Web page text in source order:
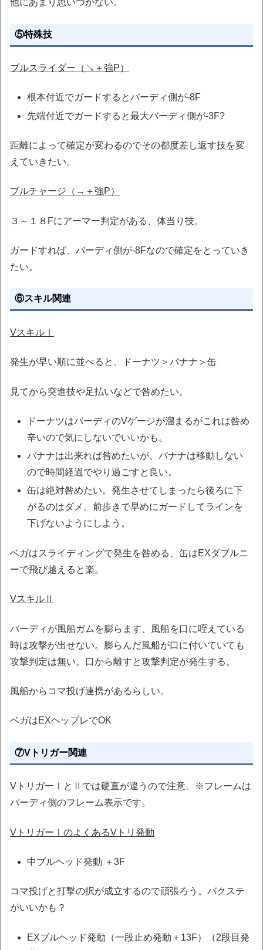
他にあまり思いつかない。
⑤特殊技
ブルスライダー（↘＋強P）
根本付近でガードするとバーディ側が-8F
先端付近でガードすると最大バーディ側が-3F?
距離によって確定が変わるのでその都度差し返す技を変
えていきたい。
ブルチャージ（→＋強P）
３～１８Fにアーマー判定がある、体当り技。
ガードすれば、バーディ側が-8Fなので確定をとっていき
たい。
⑥スキル関連
VスキルⅠ
発生が早い順に並べると、ドーナツ＞バナナ＞缶
見てから突進技や足払いなどで咎めたい。
ドーナツはバーディのVゲージが溜まるがこれは咎め
辛いので気にしないでいいかも。
バナナは出来れば咎めたいが、バナナは移動しない
ので時間経過でやり過ごすと良い。
缶は絶対咎めたい。発生させてしまったら後ろに下
がるのはダメ。前歩きで早めにガードしてラインを
下げないようにしよう。
ベガはスライディングで発生を咎める、缶はEXダブルニ
ーで飛び越えると楽。
VスキルⅡ
バーディが風船ガムを膨らます、風船を口に咥えている
時は攻撃が出せない。膨らんだ風船が口に付いていても
攻撃判定は無い。口から離すと攻撃判定が発生する。
風船からコマ投げ連携があるらしい。
ベガはEXヘップレでOK
⑦Vトリガー関連
VトリガーⅠとⅡでは硬直が違うので注意。
※フレームは
バーディ側のフレーム表示です。
VトリガーⅠのよくあるVトリ発動
中ブルヘッド発動 ＋3F
コマ投げと打撃の択が成立するので頑張ろう。バクステ
がいいかも？
EXブルヘッド発動（一段止め発動＋13F）（2段目発